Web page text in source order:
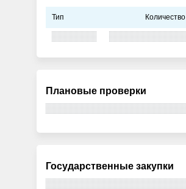
Тип Количество
Плановые проверки
Государственные закупки